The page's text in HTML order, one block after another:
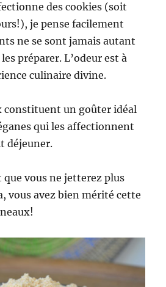
des cookies (soit
je pense facilement
ne se sont jamais autant
préparer. L’odeur est à
culinaire divine.
constituent un goûter idéal
qui les affectionnent
déjeuner.
vous ne jetterez plus
vous avez bien mérité cette